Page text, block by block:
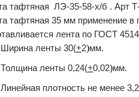
тафтяная ЛЭ-35-58-х/б . Арт
тафтяная 35 мм применение в
лента по ГОСТ
Ширина ленты 30(+2)мм.
Толщина ленты 0,24(+0,02)мм.
Линейная плотность не менее